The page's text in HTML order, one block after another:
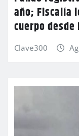
año; Fiscalía
cuerpo
Clave300